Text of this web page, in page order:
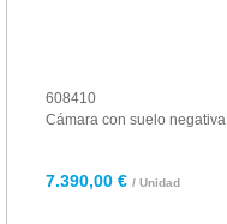
608410
Cámara con suelo negativa
7.390,00 € / Unidad